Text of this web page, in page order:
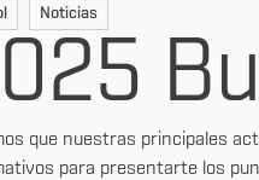
Noticias
que nuestras principales
para presentarte los